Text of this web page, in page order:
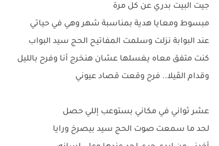
جيت البيت بدري عن كل مرة
مبسوط ومعايا هدية بمناسبة شهر وهي في حياتي
عند البوابة نزلت وسلمت المفاتيح الحج سيد البواب
كنت متفق معاه يغسلها عشان هنخرج أنا وفرح بالليل
وقدام الڤيلا.. فرح وقعت قصاد عيوني
عشر ثواني في مكاني بستوعب إللي حصل
لحد ما سمعت صوت الحج سيد بيصرخ ورايا